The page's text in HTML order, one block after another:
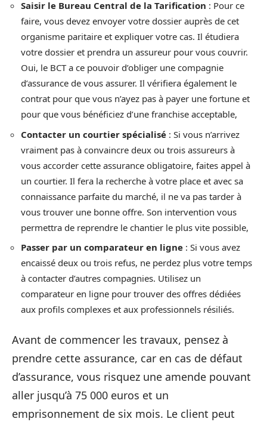
Saisir le Bureau Central de la Tarification : Pour ce
faire, vous devez envoyer votre dossier auprès de cet
organisme paritaire et expliquer votre cas. Il étudiera
votre dossier et prendra un assureur pour vous couvrir.
Oui, le BCT a ce pouvoir d’obliger une compagnie
d’assurance de vous assurer. Il vérifiera également le
contrat pour que vous n’ayez pas à payer une fortune et
pour que vous bénéficiez d’une franchise acceptable,
Contacter un courtier spécialisé : Si vous n’arrivez
vraiment pas à convaincre deux ou trois assureurs à
vous accorder cette assurance obligatoire, faites appel à
un courtier. Il fera la recherche à votre place et avec sa
connaissance parfaite du marché, il ne va pas tarder à
vous trouver une bonne offre. Son intervention vous
permettra de reprendre le chantier le plus vite possible,
Passer par un comparateur en ligne : Si vous avez
encaissé deux ou trois refus, ne perdez plus votre temps
à contacter d’autres compagnies. Utilisez un
comparateur en ligne pour trouver des offres dédiées
aux profils complexes et aux professionnels résiliés.
Avant de commencer les travaux, pensez à
prendre cette assurance, car en cas de défaut
d’assurance, vous risquez une amende pouvant
aller jusqu’à 75 000 euros et un
emprisonnement de six mois. Le client peut